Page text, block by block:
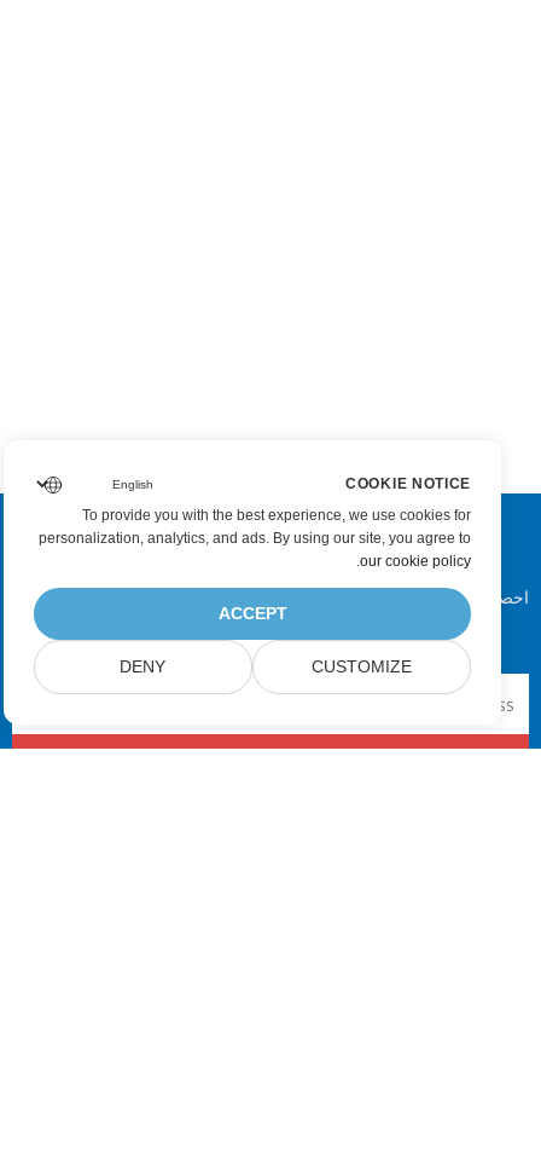
اشترك في Aspose تحديثات المنتج
احصل على رسائل إخبارية وعروض شهرية يتم توصيلها مباشرة إلى صندوق
البريد الخاص بك.
COOKIE NOTICE
To provide you with the best experience, we use cookies for
personalization, analytics, and ads. By using our site, you agree to
our cookie policy
.
ACCEPT
CUSTOMIZE
DENY